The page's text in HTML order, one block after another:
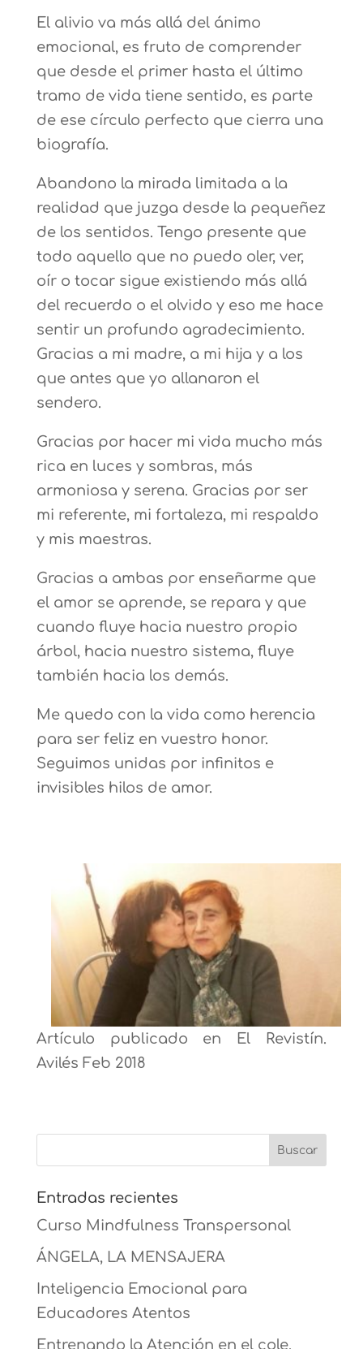
El alivio va más allá del ánimo
emocional, es fruto de comprender
que desde el primer hasta el último
tramo de vida tiene sentido, es parte
de ese círculo perfecto que cierra una
biografía.
Abandono la mirada limitada a la
realidad que juzga desde la pequeñez
de los sentidos. Tengo presente que
todo aquello que no puedo oler, ver,
oír o tocar sigue existiendo más allá
del recuerdo o el olvido y eso me hace
sentir un profundo agradecimiento.
Gracias a mi madre, a mi hija y a los
que antes que yo allanaron el
sendero.
Gracias por hacer mi vida mucho más
rica en luces y sombras, más
armoniosa y serena. Gracias por ser
mi referente, mi fortaleza, mi respaldo
y mis maestras.
Gracias a ambas por enseñarme que
el amor se aprende, se repara y que
cuando fluye hacia nuestro propio
árbol, hacia nuestro sistema, fluye
también hacia los demás.
Me quedo con la vida como herencia
para ser feliz en vuestro honor.
Seguimos unidas por infinitos e
invisibles hilos de amor.
Artículo publicado en El Revistín.
Avilés Feb 2018
Entradas recientes
Curso Mindfulness Transpersonal
ÁNGELA, LA MENSAJERA
Inteligencia Emocional para
Educadores Atentos
Entrenando la Atención en el cole.